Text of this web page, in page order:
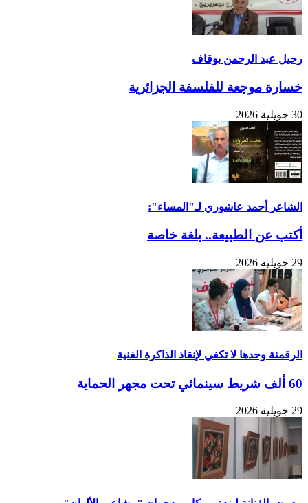
رحيل عبد الرحمن بوقاف
خسارة موجعة للفلسفة الجزائرية
30 جويلية 2026
الشاعر أحمد عاشوري لـ"المساء":
أكتب عن الطبيعة.. بلغة خاصة
29 جويلية 2026
الرقمنة وحدها لا تكفي لإنقاذ الذاكرة الفنية
60 ألف شريط سينمائي تحت مجهر الحماية
29 جويلية 2026